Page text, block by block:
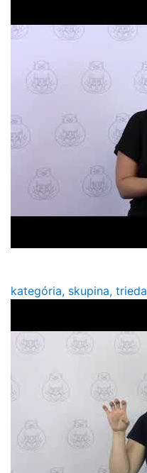
kategória, skupina, trieda